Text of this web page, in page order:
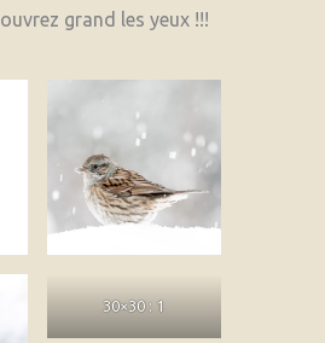
grand les yeux !!!
30×30 : 1